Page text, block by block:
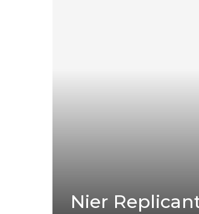
Nier